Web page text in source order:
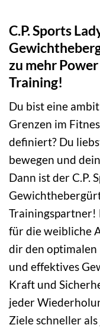
C.P. Sports
zu mehr
Training!
Du bist eine
Grenzen im
definiert? Du
bewegen und
Dann ist der C.P.
Trainingspartner!
für die weibliche
dir den optimalen
und effektives
Kraft und
jeder
Ziele schneller